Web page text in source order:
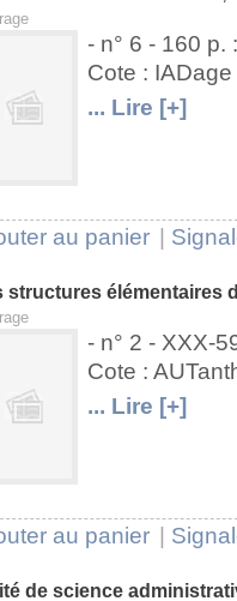
U
V
- n° 6 - 160 p.
Cote :
... Lire [+]
au panier
structures élémentaires
U
V
- n° 2 - XXX-
Cote :
... Lire [+]
au panier
de science